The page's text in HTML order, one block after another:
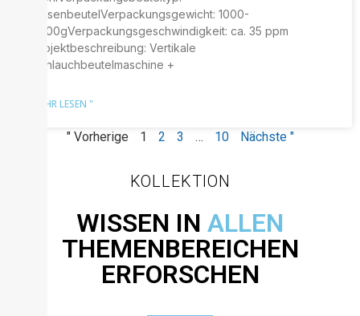
KissenbeutelVerpackungsgewicht: 1000-
5000gVerpackungsgeschwindigkeit: ca. 35 ppm
Projektbeschreibung: Vertikale
Schlauchbeutelmaschine +
MEHR LESEN "
" Vorherige 1 2 3 … 10 Nächste "
KOLLEKTION
WISSEN IN ALLEN
THEMENBEREICHEN
ERFORSCHEN